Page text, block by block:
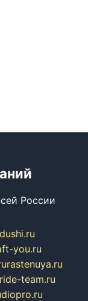
России
you.ru
rastenuya.ru
team.ru